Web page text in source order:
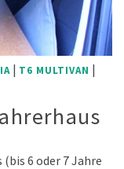
| T6 MULTIVAN |
6 oder 7 Jahre